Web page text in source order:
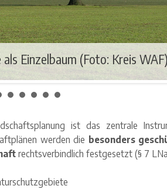
als Einzelbaum (Foto: Kreis WAF)
ist das zentrale
werden die besonders
rechtsverbindlich festgesetzt (§ 7